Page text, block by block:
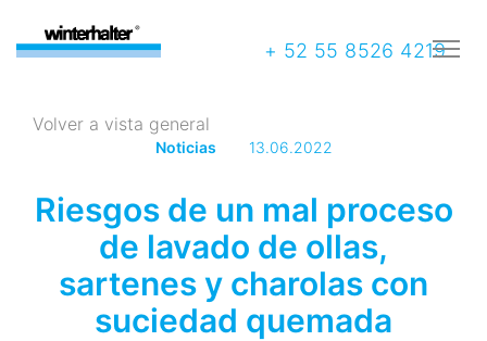
+ 52 55 8526 4219
Volver a vista general
Noticias 13.06.2022
Riesgos de un mal proceso
de lavado de ollas,
sartenes y charolas con
suciedad quemada